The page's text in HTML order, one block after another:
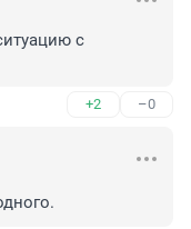
с
+2 –0